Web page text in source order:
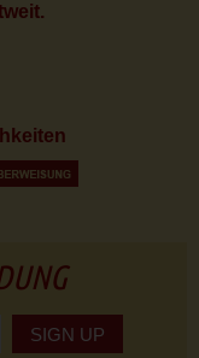
SIGN UP